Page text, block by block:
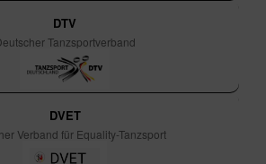
DTV
Tanzsportverband
DVET
Verband für Equality-Tanzsport